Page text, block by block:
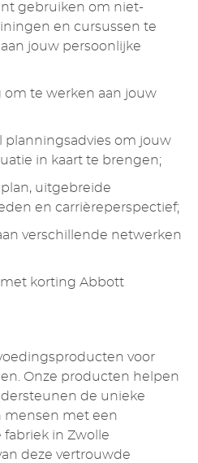
gebruiken om niet-
en cursussen te
jouw persoonlijke
om te werken aan jouw
planningsadvies om jouw
in kaart te brengen;
uitgebreide
en carrièreperspectief;
verschillende netwerken
korting Abbott
voor
Onze producten helpen
de unieke
mensen met een
fabriek in Zwolle
deze vertrouwde